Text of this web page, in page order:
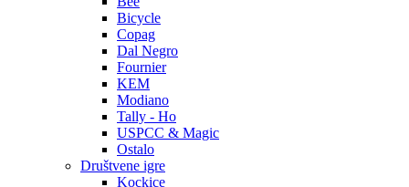
Bicycle
Copag
Dal Negro
Fournier
KEM
Modiano
Tally - Ho
USPCC & Magic
Ostalo
Društvene igre
Kockice